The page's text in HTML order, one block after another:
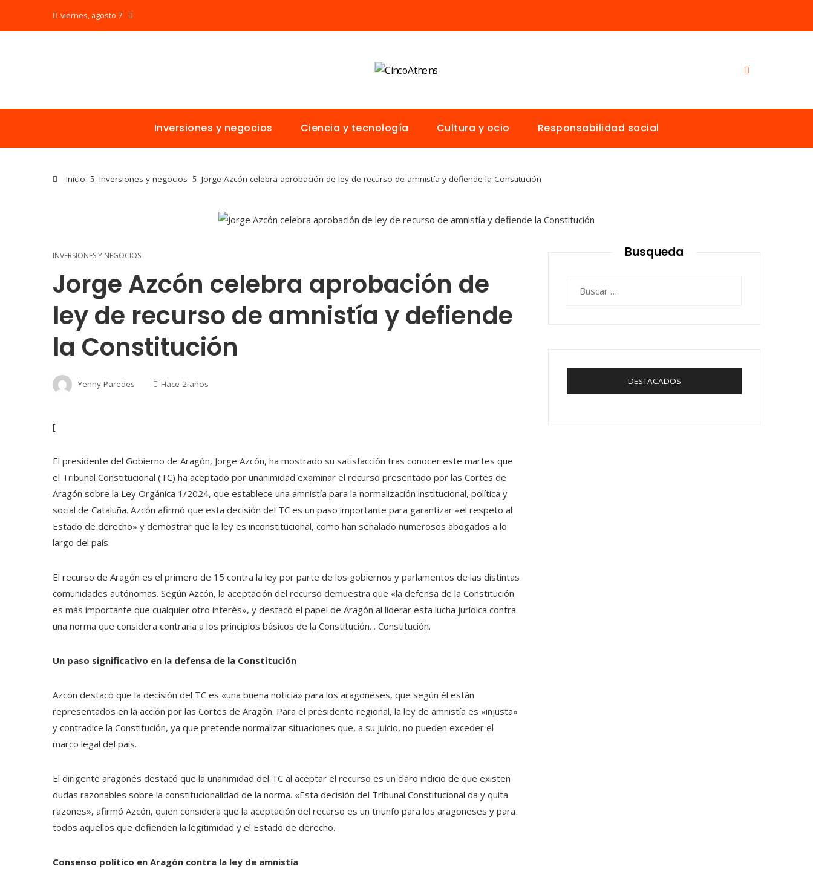
viernes, agosto 7
Inversiones y negocios Ciencia y tecnología Cultura y ocio Responsabilidad social
Inicio Inversiones y negocios Jorge Azcón celebra aprobación de ley de recurso de amnistía y defiende la Constitución
INVERSIONES Y NEGOCIOS
Jorge Azcón celebra aprobación de
ley de recurso de amnistía y defiende
la Constitución
Yenny Paredes Hace 2 años
[
El presidente del Gobierno de Aragón, Jorge Azcón, ha mostrado su satisfacción tras conocer este martes que
el Tribunal Constitucional (TC) ha aceptado por unanimidad examinar el recurso presentado por las Cortes de
Aragón sobre la Ley Orgánica 1/2024, que establece una amnistía para la normalización institucional, política y
social de Cataluña. Azcón afirmó que esta decisión del TC es un paso importante para garantizar «el respeto al
Estado de derecho» y demostrar que la ley es inconstitucional, como han señalado numerosos abogados a lo
largo del país.
El recurso de Aragón es el primero de 15 contra la ley por parte de los gobiernos y parlamentos de las distintas
comunidades autónomas. Según Azcón, la aceptación del recurso demuestra que «la defensa de la Constitución
es más importante que cualquier otro interés», y destacó el papel de Aragón al liderar esta lucha jurídica contra
una norma que considera contraria a los principios básicos de la Constitución. . Constitución.
Un paso significativo en la defensa de la Constitución
Azcón destacó que la decisión del TC es «una buena noticia» para los aragoneses, que según él están
representados en la acción por las Cortes de Aragón. Para el presidente regional, la ley de amnistía es «injusta»
y contradice la Constitución, ya que pretende normalizar situaciones que, a su juicio, no pueden exceder el
marco legal del país.
El dirigente aragonés destacó que la unanimidad del TC al aceptar el recurso es un claro indicio de que existen
dudas razonables sobre la constitucionalidad de la norma. «Esta decisión del Tribunal Constitucional da y quita
razones», afirmó Azcón, quien considera que la aceptación del recurso es un triunfo para los aragoneses y para
todos aquellos que defienden la legitimidad y el Estado de derecho.
Consenso político en Aragón contra la ley de amnistía
Busqueda
DESTACADOS